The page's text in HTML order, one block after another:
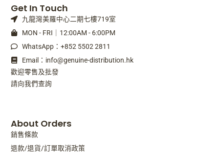
F
a
c
e
b
o
o
k
-
f
M
a
i
l
-
b
u
l
k
About Orders
銷售條款
退款/退貨/訂單取消政策
Get In Touch
九龍灣美羅中心二期七樓719室
MON - FRI｜12:00AM - 6:00PM
WhatsApp：+852 5502 2811
Email：info@genuine-distribution.hk
歡迎零售及批發
請向我們查詢